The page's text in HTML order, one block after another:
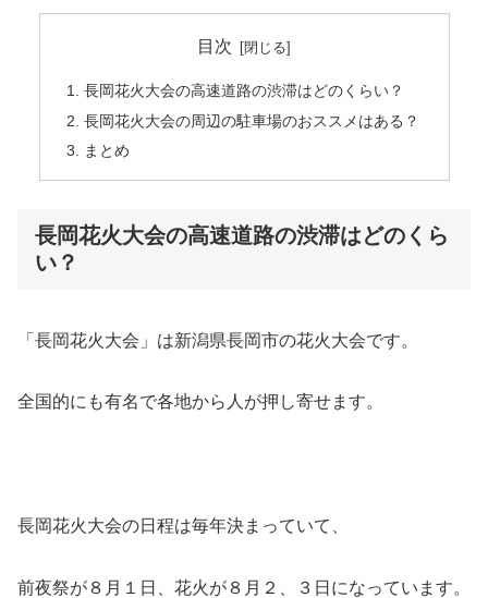
目次
長岡花火大会の高速道路の渋滞はどのくらい？
長岡花火大会の周辺の駐車場のおススメはある？
まとめ
長岡花火大会の高速道路の渋滞はどのくら
い？
「長岡花火大会」は新潟県長岡市の花火大会です。
全国的にも有名で各地から人が押し寄せます。
長岡花火大会の日程は毎年決まっていて、
前夜祭が８月１日、花火が８月２、３日 になっています。